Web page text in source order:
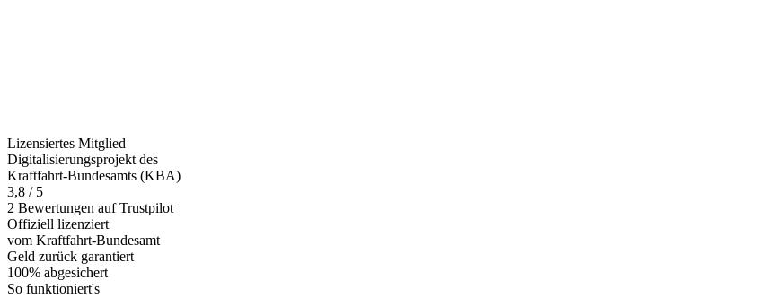
Lizensiertes Mitglied
Digitalisierungsprojekt des
Kraftfahrt-Bundesamts (KBA)
3,8 / 5
2 Bewertungen auf Trustpilot
Offiziell lizenziert
vom Kraftfahrt-Bundesamt
Geld zurück garantiert
100% abgesichert
So funktioniert's